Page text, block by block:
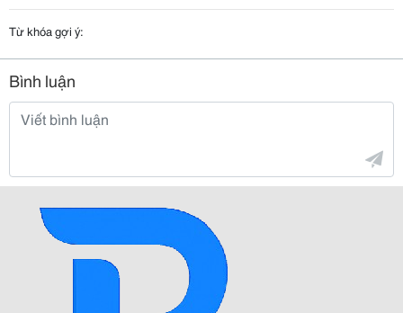
Từ khóa gợi ý:
Bình luận